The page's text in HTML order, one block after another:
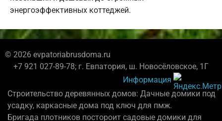
энергоэффективных коттеджей.
© 2026 evpatoriabrusdoma.ru
+7 921 027-89-78; г. Евпатория, ш. Новосёловское, 1Г
Информация
Строительство деревянных домов: Дачные домики под
усадку, каркасные дома под ключ для пмж.
Бригада плотников постороит садовые домики для